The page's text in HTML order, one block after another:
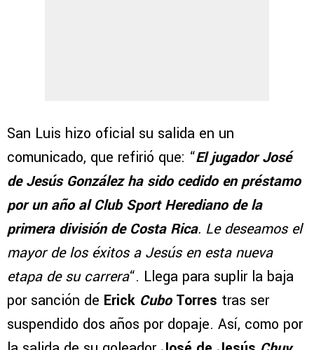
San Luis hizo oficial su salida en un
comunicado, que refirió que: “El jugador José
de Jesús González ha sido cedido en préstamo
por un año al Club Sport Herediano de la
primera división de Costa Rica. Le deseamos el
mayor de los éxitos a Jesús en esta nueva
etapa de su carrera“. Llega para suplir la baja
por sanción de Erick CuboTorres tras ser
suspendido dos años por dopaje. Así, como por